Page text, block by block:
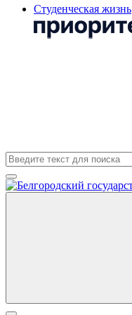
Студенческая жизнь